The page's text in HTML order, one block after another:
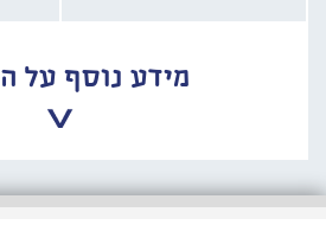
מידע נוסף על